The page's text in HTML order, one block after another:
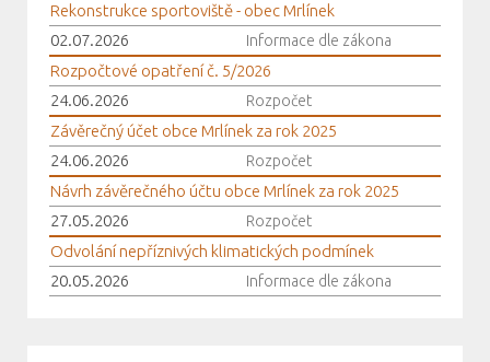
Rekonstrukce sportoviště - obec Mrlínek
02.07.2026
Informace dle zákona
Rozpočtové opatření č. 5/2026
24.06.2026
Rozpočet
Závěrečný účet obce Mrlínek za rok 2025
24.06.2026
Rozpočet
Návrh závěrečného účtu obce Mrlínek za rok 2025
27.05.2026
Rozpočet
Odvolání nepříznivých klimatických podmínek
20.05.2026
Informace dle zákona